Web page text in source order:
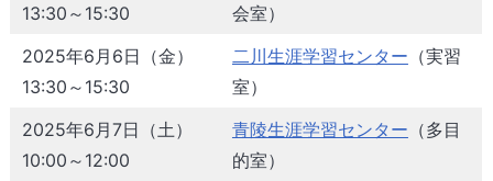
13:30～15:30
会室）
2025年6月6日（金）
13:30～15:30
二川生涯学習センター （実習
室）
2025年6月7日（土）
10:00～12:00
青陵生涯学習センター （多目
的室）